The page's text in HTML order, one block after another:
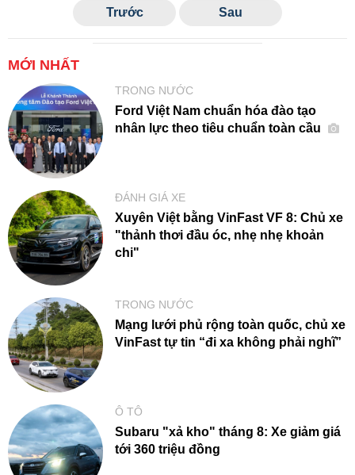
Trước Sau
MỚI NHẤT
TRONG NƯỚC
Ford Việt Nam chuẩn hóa đào tạo
nhân lực theo tiêu chuẩn toàn cầu
ĐÁNH GIÁ XE
Xuyên Việt bằng VinFast VF 8: Chủ xe
"thảnh thơi đầu óc, nhẹ nhẹ khoản
chi"
TRONG NƯỚC
Mạng lưới phủ rộng toàn quốc, chủ xe
VinFast tự tin “đi xa không phải nghĩ”
Ô TÔ
Subaru "xả kho" tháng 8: Xe giảm giá
tới 360 triệu đồng